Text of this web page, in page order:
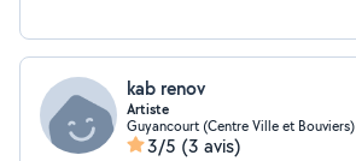
kab renov
Artiste
Guyancourt (Centre Ville et Bouviers)
3/5 (3 avis)